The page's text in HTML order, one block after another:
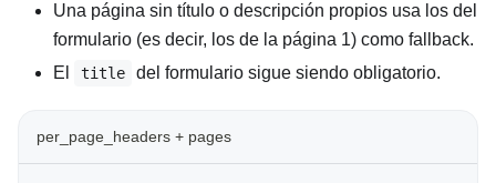
Una página sin título o descripción propios usa los del
formulario (es decir, los de la página 1) como fallback.
El
title del formulario sigue siendo obligatorio.
per_page_headers + pages